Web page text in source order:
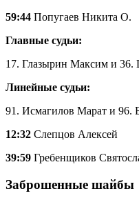
59:44 Попугаев Никита О.
Главные судьи:
17. Глазырин Максим и 36.
Линейные судьи:
91. Исмагилов Марат и 96.
12:32 Слепцов Алексей
39:59 Гребенщиков
Заброшенные шайбы